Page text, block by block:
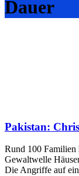
Dauer
Pakistan:
Rund 100 Familien
Gewaltwelle
Die Angriffe auf